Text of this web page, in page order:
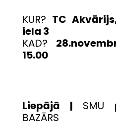
KUR? TC
iela 3
KAD?
15.00
Liepājā | SMU
BAZĀRS